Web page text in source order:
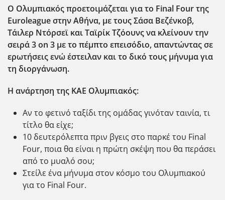
Ο Ολυμπιακός προετοιμάζεται για το Final Four της
Euroleague στην Αθήνα, με τους Σάσα Βεζένκοβ,
Τάιλερ Ντόρσεϊ και Ταϊρίκ Τζόουνς να κλείνουν την
σειρά 3 on 3 με το πέμπτο επεισόδιο, απαντώντας σε
ερωτήσεις ενώ έστειλαν και το δικό τους μ΄ηνυμα για
τη διοργάνωση.
Η ανάρτηση της ΚΑΕ Ολυμπιακός:
Αν το φετινό ταξίδι της ομάδας γινόταν ταινία, τι
τίτλο θα είχε;
10 δευτερόλεπτα πριν βγεις στο παρκέ του Final
Four, ποια θα είναι η πρώτη σκέψη που θα περάσει
από το μυαλό σου;
Στείλε ένα μήνυμα στον κόσμο του Ολυμπιακού
για το Final Four.